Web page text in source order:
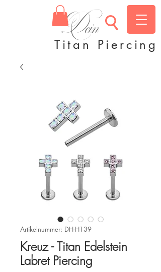
Titan Piercing
Dein
Artikelnummer: DH-H139
Kreuz - Titan Edelstein
Labret Piercing